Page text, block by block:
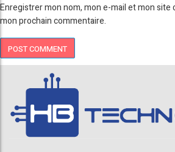
Enregistrer mon nom, mon e-mail et mon site
mon prochain commentaire.